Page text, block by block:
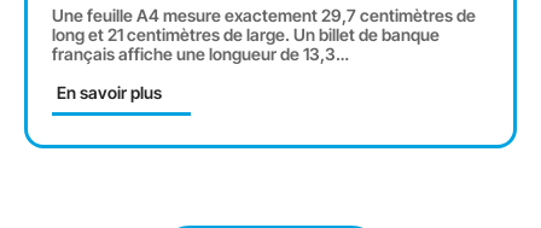
Une feuille A4 mesure exactement 29,7 centimètres de
long et 21 centimètres de large. Un billet de banque
français affiche une longueur de 13,3…
En savoir plus